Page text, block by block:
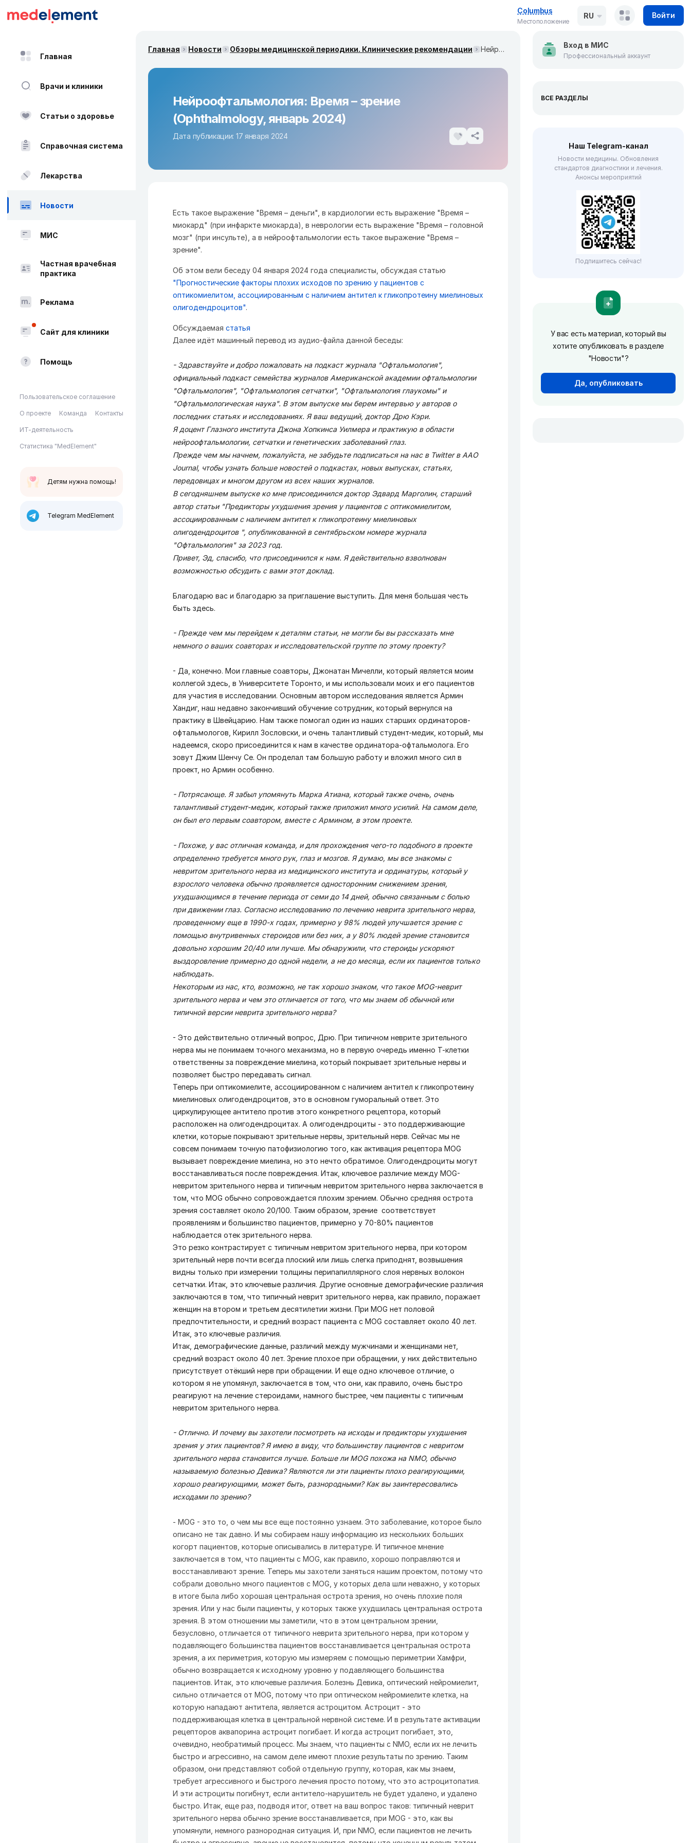
Columbus
Местоположение
RU Войти
Главная
Врачи и клиники
Статьи о здоровье
Справочная система
Лекарства
Новости
МИС
Частная врачебная
практика
Реклама
Сайт для клиники
Помощь
Пользовательское соглашение
О проекте Команда Контакты
ИТ-деятельность
Статистика "MedElement"
Детям нужна помощь!
Telegram MedElement
Главная Новости Обзоры медицинской периодики. Клинические рекомендации Нейроофтальмология: Время – зрение (Ophthalmology, январь 2024)
Нейроофтальмология: Время – зрение
(Ophthalmology, январь 2024)
Дата публикации: 17 января 2024
Есть такое выражение "Время – деньги", в кардиологии есть выражение "Время –
миокард" (при инфаркте миокарда), в неврологии есть выражение "Время – головной
мозг" (при инсульте), а в нейроофтальмологии есть такое выражение "Время –
зрение".
Об этом вели беседу 04 января 2024 года специалисты, обсуждая статью
"Прогностические факторы плохих исходов по зрению у пациентов с
оптикомиелитом, ассоциированным с наличием антител к гликопротеину миелиновых
олигодендроцитов".
Обсуждаемая статья
Далее идёт машинный перевод из аудио-файла данной беседы:
- Здравствуйте и добро пожаловать на подкаст журнала "Офтальмология",
официальный подкаст семейства журналов Американской академии офтальмологии
"Офтальмология", "Офтальмология сетчатки", "Офтальмология глаукомы" и
"Офтальмологическая наука". В этом выпуске мы берем интервью у авторов о
последних статьях и исследованиях. Я ваш ведущий, доктор Дрю Кэри.
Я доцент Глазного института Джона Хопкинса Уилмера и практикую в области
нейроофтальмологии, сетчатки и генетических заболеваний глаз.
Прежде чем мы начнем, пожалуйста, не забудьте подписаться на нас в Twitter в AAO
Journal, чтобы узнать больше новостей о подкастах, новых выпусках, статьях,
передовицах и многом другом из всех наших журналов.
В сегодняшнем выпуске ко мне присоединился доктор Эдвард Марголин, старший
автор статьи "Предикторы ухудшения зрения у пациентов с оптикомиелитом,
ассоциированным с наличием антител к гликопротеину миелиновых
олигодендроцитов ", опубликованной в сентябрьском номере журнала
"Офтальмология" за 2023 год.
Привет, Эд, спасибо, что присоединился к нам. Я действительно взволнован
возможностью обсудить с вами этот доклад.
Благодарю вас и благодарю за приглашение выступить. Для меня большая честь
быть здесь.
- Прежде чем мы перейдем к деталям статьи, не могли бы вы рассказать мне
немного о ваших соавторах и исследовательской группе по этому проекту?
- Да, конечно. Мои главные соавторы, Джонатан Мичелли, который является моим
коллегой здесь, в Университете Торонто, и мы использовали моих и его пациентов
для участия в исследовании. Основным автором исследования является Армин
Хандиг, наш недавно закончивший обучение сотрудник, который вернулся на
практику в Швейцарию. Нам также помогал один из наших старших ординаторов-
офтальмологов, Кирилл Зословски, и очень талантливый студент-медик, который, мы
надеемся, скоро присоединится к нам в качестве ординатора-офтальмолога. Его
зовут Джим Шенчу Се. Он проделал там большую работу и вложил много сил в
проект, но Армин особенно.
- Потрясающе. Я забыл упомянуть Марка Атиана, который также очень, очень
талантливый студент-медик, который также приложил много усилий. На самом деле,
он был его первым соавтором, вместе с Армином, в этом проекте.
- Похоже, у вас отличная команда, и для прохождения чего-то подобного в проекте
определенно требуется много рук, глаз и мозгов. Я думаю, мы все знакомы с
невритом зрительного нерва из медицинского института и ординатуры, который у
взрослого человека обычно проявляется односторонним снижением зрения,
ухудшающимся в течение периода от семи до 14 дней, обычно связанным с болью
при движении глаз. Согласно исследованию по лечению неврита зрительного нерва,
проведенному еще в 1990-х годах, примерно у 98% людей улучшается зрение с
помощью внутривенных стероидов или без них, а у 80% людей зрение становится
довольно хорошим 20/40 или лучше. Мы обнаружили, что стероиды ускоряют
выздоровление примерно до одной недели, а не до месяца, если их пациентов только
наблюдать.
Некоторым из нас, кто, возможно, не так хорошо знаком, что такое MOG-неврит
зрительного нерва и чем это отличается от того, что мы знаем об обычной или
типичной версии неврита зрительного нерва?
- Это действительно отличный вопрос, Дрю. При типичном неврите зрительного
нерва мы не понимаем точного механизма, но в первую очередь именно Т-клетки
ответственны за повреждение миелина, который покрывает зрительные нервы и
позволяет быстро передавать сигнал.
Теперь при оптикомиелите, ассоциированном с наличием антител к гликопротеину
миелиновых олигодендроцитов, это в основном гуморальный ответ. Это
циркулирующее антитело против этого конкретного рецептора, который
расположен на олигодендроцитах. А олигодендроциты - это поддерживающие
клетки, которые покрывают зрительные нервы, зрительный нерв. Сейчас мы не
совсем понимаем точную патофизиологию того, как активация рецептора MOG
вызывает повреждение миелина, но это нечто обратимое. Олигодендроциты могут
восстанавливаться после повреждения. Итак, ключевое различие между MOG-
невритом зрительного нерва и типичным невритом зрительного нерва заключается в
том, что MOG обычно сопровождается плохим зрением. Обычно средняя острота
зрения составляет около 20/100. Таким образом, зрение соответствует
проявлениям и большинство пациентов, примерно у 70-80% пациентов
наблюдается отек зрительного нерва.
Это резко контрастирует с типичным невритом зрительного нерва, при котором
зрительный нерв почти всегда плоский или лишь слегка приподнят, возвышения
видны только при измерении толщины перипапиллярного слоя нервных волокон
сетчатки. Итак, это ключевые различия. Другие основные демографические различия
заключаются в том, что типичный неврит зрительного нерва, как правило, поражает
женщин на втором и третьем десятилетии жизни. При MOG нет половой
предпочтительности, и средний возраст пациента с MOG составляет около 40 лет.
Итак, это ключевые различия.
Итак, демографические данные, различий между мужчинами и женщинами нет,
средний возраст около 40 лет. Зрение плохое при обращении, у них действительно
присутствует отёкший нерв при обращении. И еще одно ключевое отличие, о
котором я не упомянул, заключается в том, что они, как правило, очень быстро
реагируют на лечение стероидами, намного быстрее, чем пациенты с типичным
невритом зрительного нерва.
- Отлично. И почему вы захотели посмотреть на исходы и предикторы ухудшения
зрения у этих пациентов? Я имею в виду, что большинству пациентов с невритом
зрительного нерва становится лучше. Больше ли MOG похожа на NMO, обычно
называемую болезнью Девика? Являются ли эти пациенты плохо реагирующими,
хорошо реагирующими, может быть, разнородными? Как вы заинтересовались
исходами по зрению?
- MOG - это то, о чем мы все еще постоянно узнаем. Это заболевание, которое было
описано не так давно. И мы собираем нашу информацию из нескольких больших
когорт пациентов, которые описывались в литературе. И типичное мнение
заключается в том, что пациенты с MOG, как правило, хорошо поправляются и
восстанавливают зрение. Теперь мы захотели заняться нашим проектом, потому что
собрали довольно много пациентов с MOG, у которых дела шли неважно, у которых
в итоге была либо хорошая центральная острота зрения, но очень плохие поля
зрения. Или у нас были пациенты, у которых также ухудшилась центральная острота
зрения. В этом отношении мы заметили, что в этом центральном зрении,
безусловно, отличается от типичного неврита зрительного нерва, при котором у
подавляющего большинства пациентов восстанавливается центральная острота
зрения, а их периметрия, которую мы измеряем с помощью периметрии Хамфри,
обычно возвращается к исходному уровню у подавляющего большинства
пациентов. Итак, это ключевые различия. Болезнь Девика, оптический нейромиелит,
сильно отличается от MOG, потому что при оптическом нейромиелите клетка, на
которую нападают антитела, является астроцитом. Астроцит - это
поддерживающая клетка в центральной нервной системе. И в результате активации
рецепторов аквапорина астроцит погибает. И когда астроцит погибает, это,
очевидно, необратимый процесс. Мы знаем, что пациенты с NMO, если их не лечить
быстро и агрессивно, на самом деле имеют плохие результаты по зрению. Таким
образом, они представляют собой отдельную группу, которая, как мы знаем,
требует агрессивного и быстрого лечения просто потому, что это астроцитопатия.
И эти астроциты погибнут, если антитело-нарушитель не будет удалено, и удалено
быстро. Итак, еще раз, подводя итог, ответ на ваш вопрос таков: типичный неврит
зрительного нерва обычно зрение восстанавливается, при MOG - это, как вы
упомянули, немного разнородная ситуация. И, при NMO, если пациентов не лечить
Вход в МИС
Профессиональный аккаунт
ВСЕ РАЗДЕЛЫ
Наш Telegram-канал
Новости медицины. Обновления
стандартов диагностики и лечения.
Анонсы мероприятий
Подпишитесь сейчас!
У вас есть материал, который вы
хотите опубликовать в разделе
"Новости"?
Да, опубликовать